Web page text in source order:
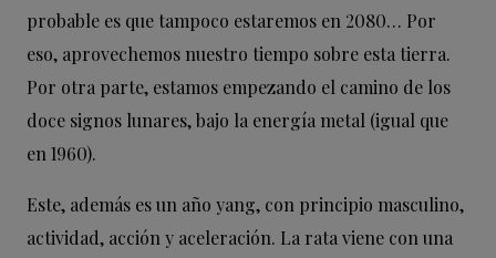
probable es que tampoco estaremos en 2080… Por
eso, aprovechemos nuestro tiempo sobre esta tierra.
Por otra parte, estamos empezando el camino de los
doce signos lunares, bajo la energía metal (igual que
en 1960).
Este, además es un año yang, con principio masculino,
actividad, acción y aceleración. La rata viene con una